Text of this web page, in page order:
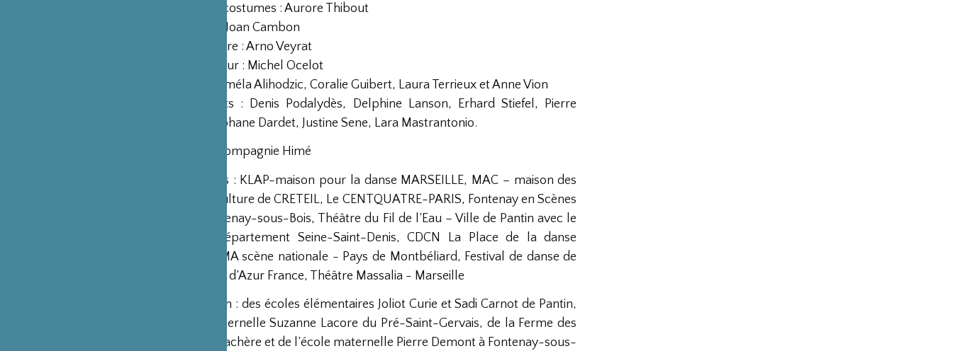
Aide pour les costumes : Aurore Thibout
Composition : Joan Cambon
Création lumière : Arno Veyrat
Regard extérieur : Michel Ocelot
Production : Améla Alihodzic, Coralie Guibert, Laura Terrieux et Anne Vion
Remerciements : Denis Podalydès, Delphine Lanson, Erhard Stiefel, Pierre
Dequivre, Stéphane Dardet, Justine Sene, Lara Mastrantonio.
Production : Compagnie Himé
Coproductions : KLAP-maison pour la danse MARSEILLE, MAC – maison des
arts et de la culture de CRETEIL, Le CENTQUATRE-PARIS, Fontenay en Scènes
/ Ville de Fontenay-sous-Bois, Théâtre du Fil de l’Eau – Ville de Pantin avec le
soutien du Département Seine-Saint-Denis, CDCN La Place de la danse
TOULOUSE, MA scène nationale - Pays de Montbéliard, Festival de danse de
Cannes – Côte d’Azur France, Théâtre Massalia - Marseille
Avec le soutien : des écoles élémentaires Joliot Curie et Sadi Carnot de Pantin,
de l’école maternelle Suzanne Lacore du Pré-Saint-Gervais, de la Ferme des
enfants à Lablachère et de l’école maternelle Pierre Demont à Fontenay-sous-